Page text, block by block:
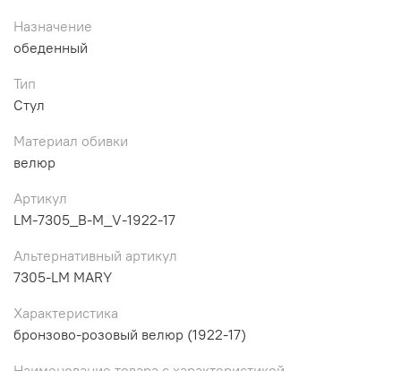
Назначение
обеденный
Тип
Стул
Материал обивки
велюр
Артикул
LM-7305_B-M_V-1922-17
Альтернативный артикул
7305-LM MARY
Характеристика
бронзово-розовый велюр (1922-17)